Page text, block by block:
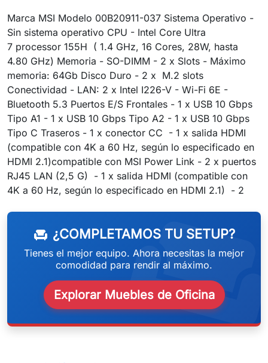
Marca MSI Modelo 00B20911-037 Sistema Operativo -
Sin sistema operativo CPU - Intel Core Ultra
7 processor 155H ( 1.4 GHz, 16 Cores, 28W, hasta
4.80 GHz) Memoria - SO-DIMM - 2 x Slots - Máximo
memoria: 64Gb Disco Duro - 2 x M.2 slots
Conectividad - LAN: 2 x Intel I226-V - Wi-Fi 6E -
Bluetooth 5.3 Puertos E/S Frontales - 1 x USB 10 Gbps
Tipo A1 - 1 x USB 10 Gbps Tipo A2 - 1 x USB 10 Gbps
Tipo C Traseros - 1 x conector CC - 1 x salida HDMI
(compatible con 4K a 60 Hz, según lo especificado en
HDMI 2.1)compatible con MSI Power Link - 2 x puertos
RJ45 LAN (2,5 G) - 1 x salida HDMI (compatible con
4K a 60 Hz, según lo especificado en HDMI 2.1) - 2
chair ¿COMPLETAMOS TU SETUP?
Tienes el mejor equipo. Ahora necesitas la mejor
comodidad para rendir al máximo.
Explorar Muebles de Oficina